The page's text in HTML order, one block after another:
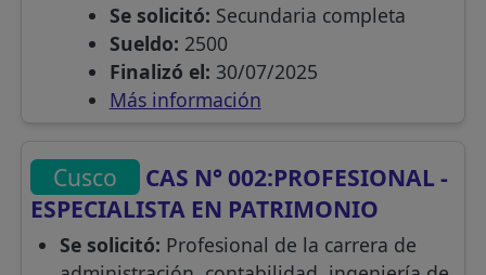
Se solicitó: Secundaria completa
Sueldo: 2500
Finalizó el: 30/07/2025
Más información
Cusco
CAS N° 002:PROFESIONAL -
ESPECIALISTA EN PATRIMONIO
Se solicitó: Profesional de la carrera de